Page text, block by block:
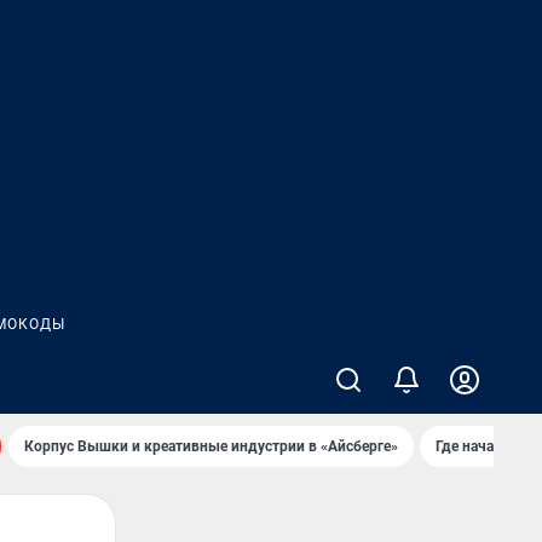
Корпус Вышки и креативные индустрии в «Айсберге» Где начать